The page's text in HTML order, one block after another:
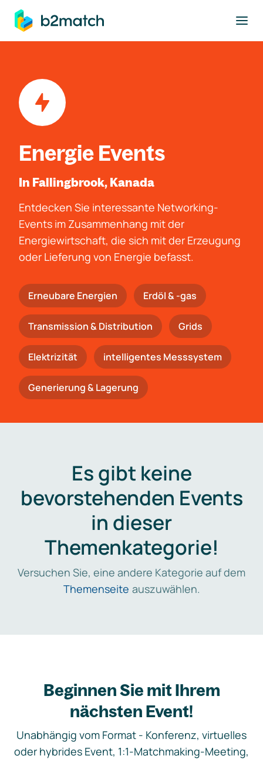
springen
Energie Events
In Fallingbrook, Kanada
Entdecken Sie interessante Networking-
Events im Zusammenhang mit der
Energiewirtschaft, die sich mit der Erzeugung
oder Lieferung von Energie befasst.
Erneubare Energien Erdöl & -gas
Trans­mis­si­on & Distribution Grids
Elektrizität intelligentes Messsystem
Generierung & Lagerung
Es gibt keine
bevorstehenden Events
in dieser
Themenkategorie!
Versuchen Sie, eine andere Kategorie auf dem
Themenseite auszuwählen.
Beginnen Sie mit Ihrem
nächsten Event!
Unabhängig vom Format - Konferenz, virtuelles
oder hybrides Event, 1:1-Matchmaking-Meeting,